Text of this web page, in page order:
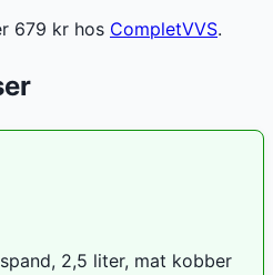
679 kr hos CompletVVS.
2,5 liter, mat kobber